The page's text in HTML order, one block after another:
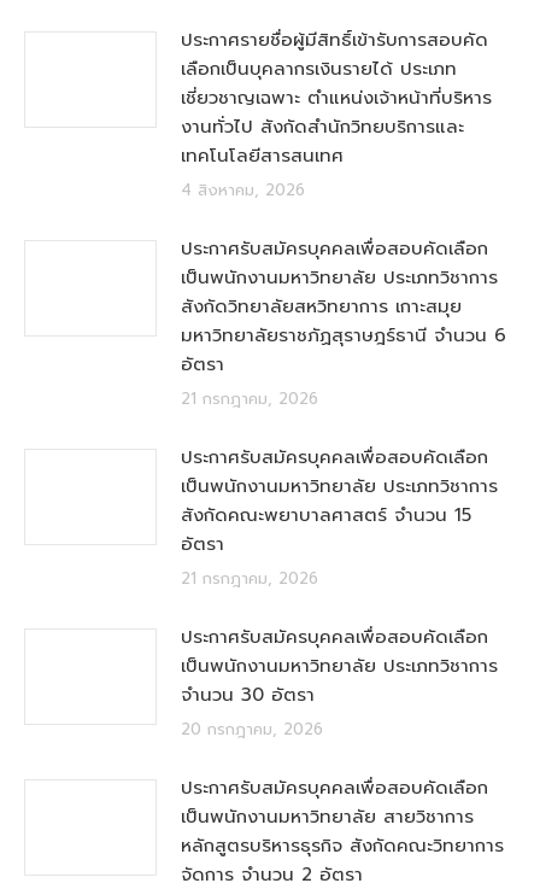
ประกาศรายชื่อผู้มีสิทธิ์เข้ารับการสอบคัด
เลือกเป็นบุคลากรเงินรายได้ ประเภท
เชี่ยวชาญเฉพาะ ตำแหน่งเจ้าหน้าที่บริหาร
งานทั่วไป สังกัดสำนักวิทยบริการและ
เทคโนโลยีสารสนเทศ
4 สิงหาคม, 2026
ประกาศรับสมัครบุคคลเพื่อสอบคัดเลือก
เป็นพนักงานมหาวิทยาลัย ประเภทวิชาการ
สังกัดวิทยาลัยสหวิทยาการ เกาะสมุย
มหาวิทยาลัยราชภัฏสุราษฎร์ธานี จำนวน 6
อัตรา
21 กรกฎาคม, 2026
ประกาศรับสมัครบุคคลเพื่อสอบคัดเลือก
เป็นพนักงานมหาวิทยาลัย ประเภทวิชาการ
สังกัดคณะพยาบาลศาสตร์ จำนวน 15
อัตรา
21 กรกฎาคม, 2026
ประกาศรับสมัครบุคคลเพื่อสอบคัดเลือก
เป็นพนักงานมหาวิทยาลัย ประเภทวิชาการ
จำนวน 30 อัตรา
20 กรกฎาคม, 2026
ประกาศรับสมัครบุคคลเพื่อสอบคัดเลือก
เป็นพนักงานมหาวิทยาลัย สายวิชาการ
หลักสูตรบริหารธุรกิจ สังกัดคณะวิทยาการ
จัดการ จำนวน 2 อัตรา